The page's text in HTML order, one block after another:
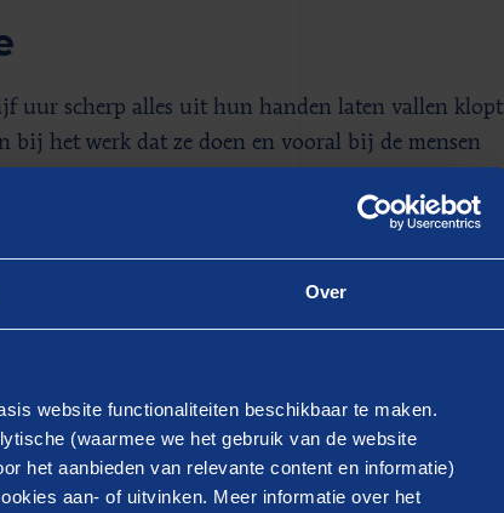
Over
website functionaliteiten beschikbaar te maken.
(waarmee we het gebruik van de website
het aanbieden van relevante content en informatie)
aan- of uitvinken. Meer informatie over het
uur scherp alles uit hun handen laten vallen klopt
bij het werk dat ze doen en vooral bij de mensen
processen na verloop van tijd beter verlopen en
dan verandert de sfeer automatisch ook. Dat
elkaar krijgt, en
wijze, dan doe je